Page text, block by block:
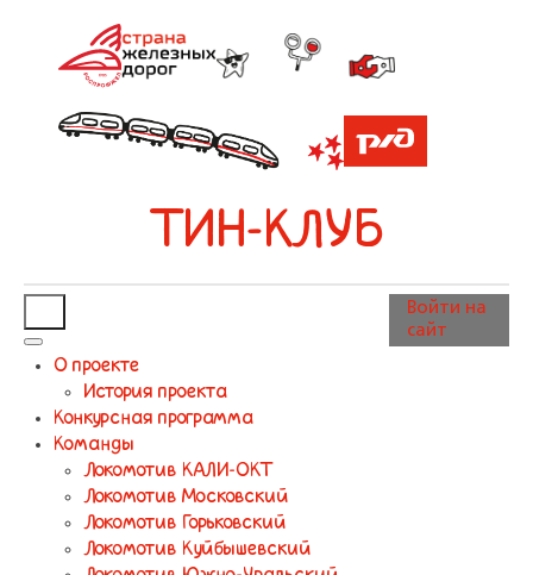
ТИН-КЛУБ
О проекте
История проекта
Конкурсная программа
Команды
Локомотив КАЛИ-ОКТ
Локомотив Московский
Локомотив Горьковский
Локомотив Куйбышевский
Войти на
сайт